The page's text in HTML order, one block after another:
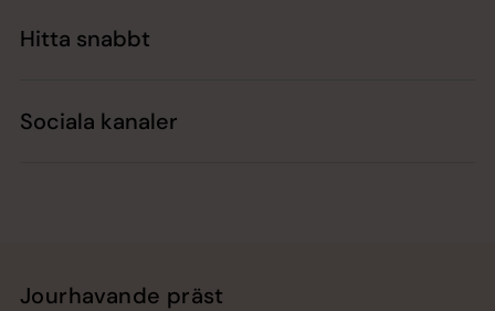
Hitta snabbt
Sociala kanaler
Jourhavande präst